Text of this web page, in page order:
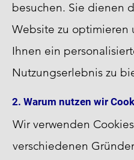
besuchen. Sie dienen
Website zu optimieren
Ihnen ein
Nutzungserlebnis zu
2. Warum nutzen wir
Wir verwenden
verschiedenen